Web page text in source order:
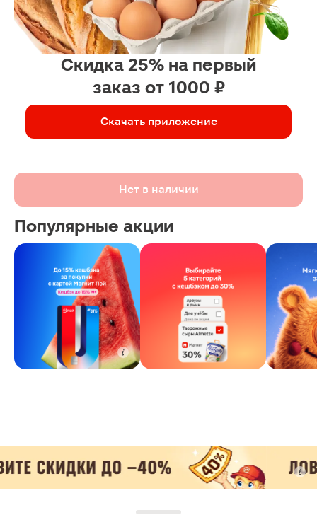
Скидка 25% на первый
заказ от 1000 ₽
Скачать приложение
Нет в наличии
Популярные акции